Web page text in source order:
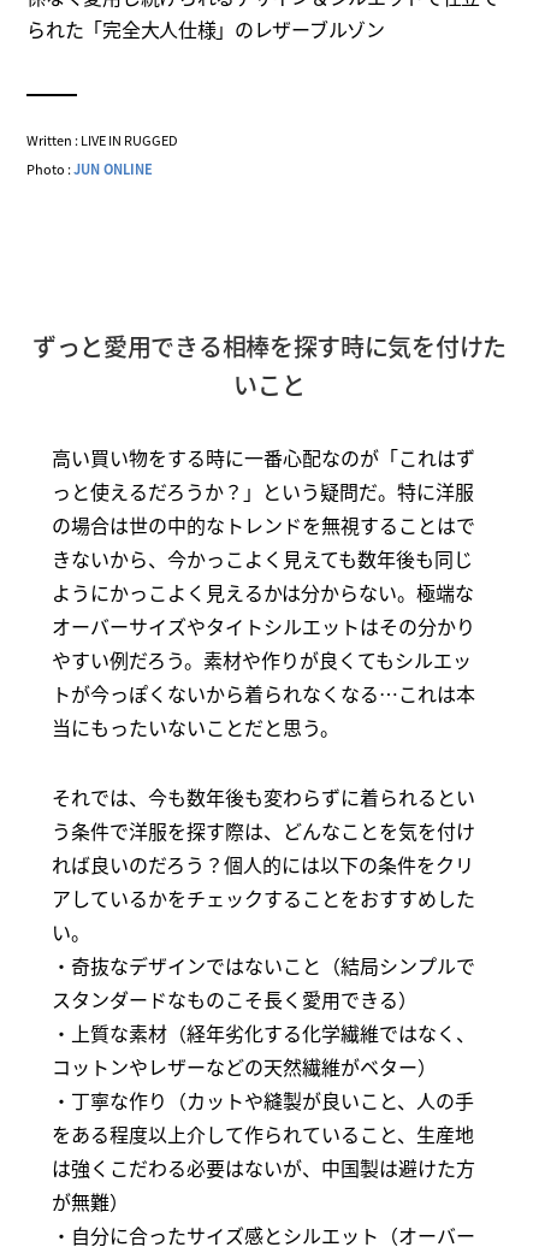
られた「完全大人仕様」のレザーブルゾン
Written : LIVE IN RUGGED
Photo :JUN ONLINE
ずっと愛用できる相棒を探す時に気を付けた
いこと
高い買い物をする時に一番心配なのが「これはず
っと使えるだろうか？」という疑問だ。特に洋服
の場合は世の中的なトレンドを無視することはで
きないから、今かっこよく見えても数年後も同じ
ようにかっこよく見えるかは分からない。極端な
オーバーサイズやタイトシルエットはその分かり
やすい例だろう。素材や作りが良くてもシルエッ
トが今っぽくないから着られなくなる…これは本
当にもったいないことだと思う。
それでは、今も数年後も変わらずに着られるとい
う条件で洋服を探す際は、どんなことを気を付け
れば良いのだろう？個人的には以下の条件をクリ
アしているかをチェックすることをおすすめした
い。
・奇抜なデザインではないこと（結局シンプルで
スタンダードなものこそ長く愛用できる）
・上質な素材（経年劣化する化学繊維ではなく、
コットンやレザーなどの天然繊維がベター）
・丁寧な作り（カットや縫製が良いこと、人の手
をある程度以上介して作られていること、生産地
は強くこだわる必要はないが、中国製は避けた方
が無難）
・自分に合ったサイズ感とシルエット（オーバー